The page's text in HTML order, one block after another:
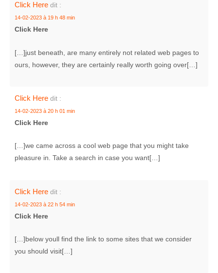
Click Here dit :
14-02-2023 à 19 h 48 min
Click Here
[…]just beneath, are many entirely not related web pages to
ours, however, they are certainly really worth going over[…]
Click Here dit :
14-02-2023 à 20 h 01 min
Click Here
[…]we came across a cool web page that you might take
pleasure in. Take a search in case you want[…]
Click Here dit :
14-02-2023 à 22 h 54 min
Click Here
[…]below youll find the link to some sites that we consider
you should visit[…]